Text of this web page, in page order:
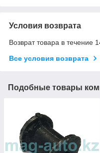
Условия возврата
Возврат товара в течение
Все условия возврата
Подобные товары